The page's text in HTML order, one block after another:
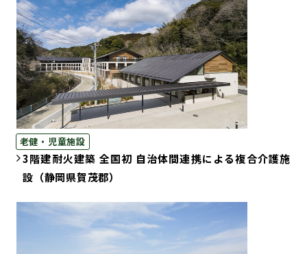
老健・児童施設
3階建耐火建築 全国初 自治体間連携による複合介護施
設（静岡県賀茂郡）